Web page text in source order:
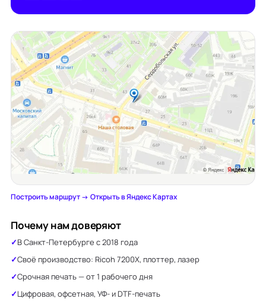
Построить маршрут →·Открыть в Яндекс Картах
Почему нам доверяют
В Санкт-Петербурге с 2018 года
Своё производство: Ricoh 7200X, плоттер, лазер
Срочная печать — от 1 рабочего дня
Цифровая, офсетная, УФ- и DTF-печать